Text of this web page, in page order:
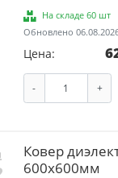
На складе 60 шт
Обновлено
Цена:
- +
Ковер
600х600мм